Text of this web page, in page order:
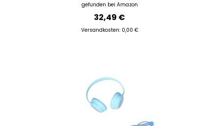
gefunden bei Amazon
32,49 €
Versandkosten: 0,00 €